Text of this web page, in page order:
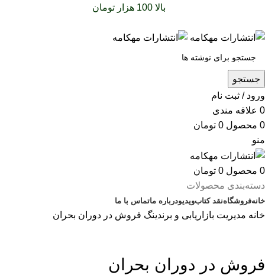
بالا 100 هزار تومان
جستجو
ورود / ثبت نام
0 علاقه مندی
0 محصول 0 تومان
منو
0 محصول 0 تومان
دسته‌بندی محصولات
خانهفروشگاهنقد کتابویدیودرباره‌ ماتماس با ما
خانه مدیریت بازاریابی و برندینگ فروش در دوران بحران
فروش در دوران بحران